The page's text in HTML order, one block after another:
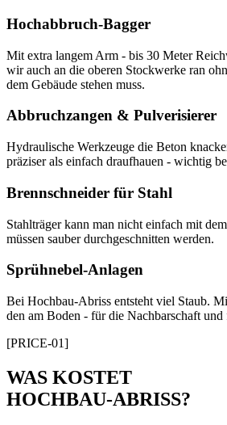
Hochabbruch-Bagger
Mit extra langem Arm - bis 30 Meter
wir auch an die oberen Stockwerke ran
dem Gebäude stehen muss.
Abbruchzangen & Pulverisierer
Hydraulische Werkzeuge die Beton
präziser als einfach draufhauen - wichtig
Brennschneider für Stahl
Stahlträger kann man nicht einfach mit
müssen sauber durchgeschnitten werden.
Sprühnebel-Anlagen
Bei Hochbau-Abriss entsteht viel Staub.
den am Boden - für die Nachbarschaft und
[PRICE-01]
WAS KOSTET
HOCHBAU-ABRISS?